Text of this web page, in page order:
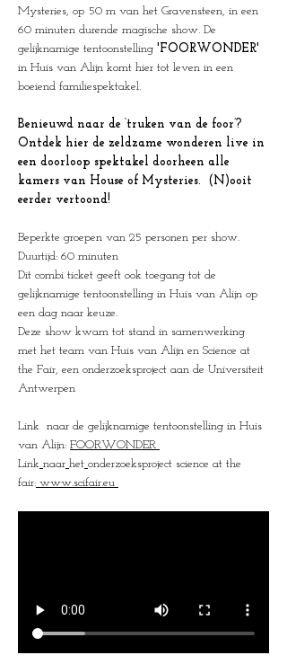
Mysteries, op 50 m van het Gravensteen, in een
60 minuten durende magische show. De
gelijknamige tentoonstelling 'FOORWONDER'
in Huis van Alijn komt hier tot leven in een
boeiend familiespektakel.
Benieuwd naar de ‘truken van de foor’?
Ontdek hier de zeldzame wonderen live in
een doorloop spektakel doorheen alle
kamers van House of Mysteries.  (N)ooit
eerder vertoond!
Beperkte groepen van 25 personen per show.
Duurtijd: 60 minuten
Dit combi ticket geeft ook toegang tot de
gelijknamige tentoonstelling in Huis van Alijn op
een dag naar keuze.
Deze show kwam tot stand in samenwerking
met het team van Huis van Alijn en Science at
the Fair, een onderzoeksproject aan de Universiteit
Antwerpen
Link  naar de gelijknamige tentoonstelling in Huis
van Alijn: FOORWONDER
Link naar het onderzoeksproject science at the
fair: www.scifair.eu